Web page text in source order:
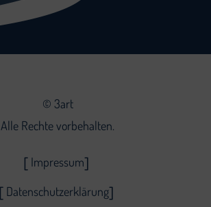
© 3art
Alle Rechte vorbehalten.
Impressum
Datenschutzerklärung